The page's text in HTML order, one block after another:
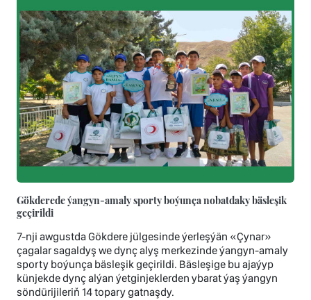
Gökderede ýangyn-amaly sporty boýunça nobatdaky bäsleşik
geçirildi
7-nji awgustda Gökdere jülgesinde ýerleşýän «Çynar»
çagalar sagaldyş we dynç alyş merkezinde ýangyn-amaly
sporty boýunça bäsleşik geçirildi. Bäsleşige bu ajaýyp
künjekde dynç alýan ýetginjeklerden ybarat ýaş ýangyn
söndürijileriň 14 topary gatnaşdy.